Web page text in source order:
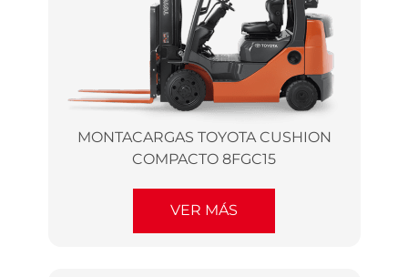
MONTACARGAS TOYOTA CUSHION
COMPACTO 8FGC15
VER MÁS